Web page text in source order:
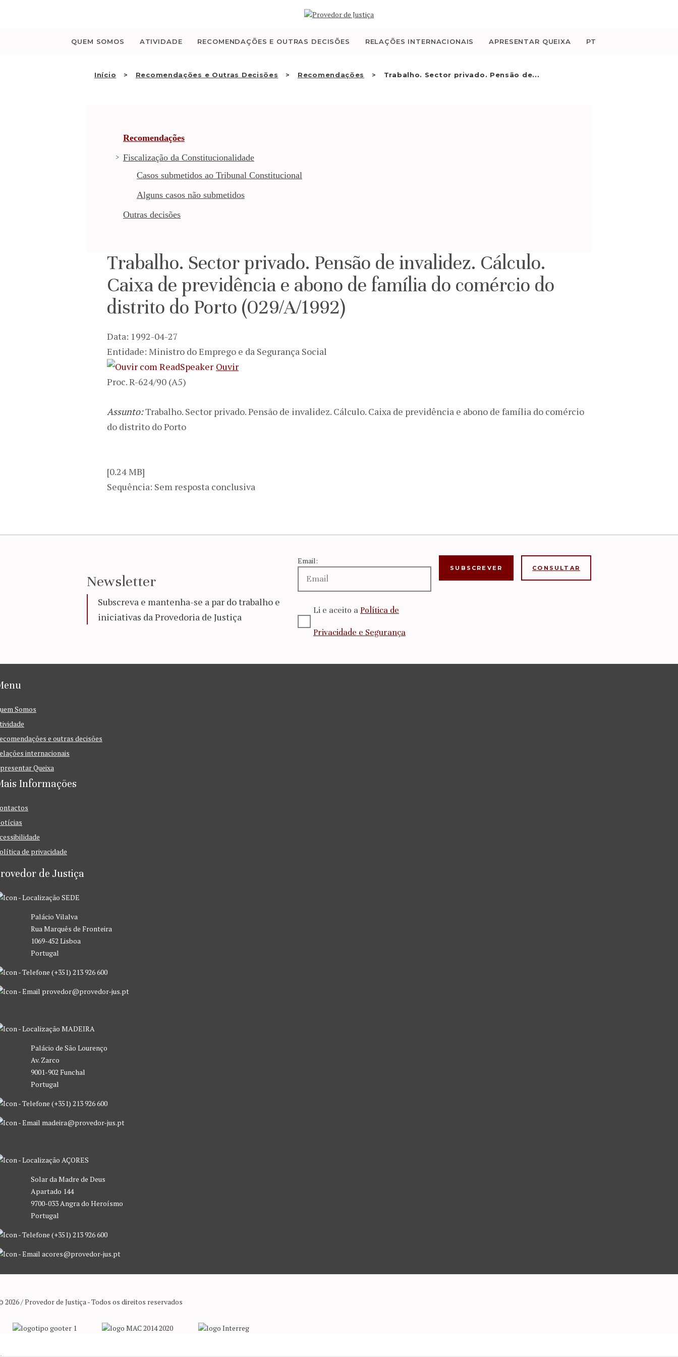
QUEM SOMOS ATIVIDADE RECOMENDAÇÕES E OUTRAS DECISÕES RELAÇÕES INTERNACIONAIS APRESENTAR QUEIXA PT
Início Recomendações e Outras Decisões Recomendações Trabalho. Sector privado. Pensão de...
QUEM SOMOS
ATIVIDADE
RECOMENDAÇÕES E
APRESENTAR QUEIXA
Recomendações
Fiscalização da Constitucionalidade
Casos submetidos ao Tribunal Constitucional
Alguns casos não submetidos
Outras decisões
Trabalho. Sector privado. Pensão de invalidez. Cálculo.
Caixa de previdência e abono de família do comércio do
distrito do Porto (029/A/1992)
Data: 1992-04-27
Entidade: Ministro do Emprego e da Segurança Social
Ouvir
Proc. R-624/90 (A5)
Assunto:Trabalho. Sector privado. Pensão de invalidez. Cálculo. Caixa de previdência e abono de família do comércio
do distrito do Porto
[0.24 MB]
Sequência: Sem resposta conclusiva
Newsletter
Subscreva e mantenha-se a par do trabalho e
iniciativas da Provedoria de Justiça
Email:
Li e aceito a Política de
Privacidade e Segurança
CONSULTAR
Somos
e outras decisões
internacionais
Queixa
Informações
de privacidade
de Justiça
SEDE
Palácio Vilalva
Rua Marquês de Fronteira
1069-452 Lisboa
Portugal
(+351) 213 926 600
provedor@provedor-jus.pt
MADEIRA
Palácio de São Lourenço
Av. Zarco
9001-902 Funchal
Portugal
(+351) 213 926 600
madeira@provedor-jus.pt
AÇORES
Solar da Madre de Deus
Apartado 144
9700-033 Angra do Heroísmo
Portugal
(+351) 213 926 600
acores@provedor-jus.pt
2026 / Provedor de Justiça - Todos os direitos reservados